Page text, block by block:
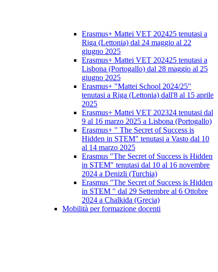
Erasmus+ Mattei VET 202425 tenutasi a
Riga (Lettonia) dal 24 maggio al 22
giugno 2025
Erasmus+ Mattei VET 202425 tenutasi a
Lisbona (Portogallo) dal 28 maggio al 25
giugno 2025
Erasmus+ "Mattei School 2024/25"
tenutasi a Riga (Lettonia) dall'8 al 15 aprile
2025
Erasmus+ Mattei VET 202324 tenutasi dal
9 al 16 marzo 2025 a Lisbona (Portogallo)
Erasmus+ " The Secret of Success is
Hidden in STEM" tenutasi a Vasto dal 10
al 14 marzo 2025
Erasmus "The Secret of Success is Hidden
in STEM" tenutasi dal 10 al 16 novembre
2024 a Denizli (Turchia)
Erasmus "The Secret of Success is Hidden
in STEM " dal 29 Settembre al 6 Ottobre
2024 a Chalkida (Grecia)
Mobilità per formazione docenti